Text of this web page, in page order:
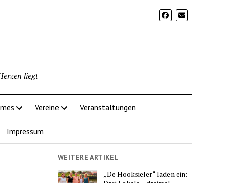
liegt
Vereine Veranstaltungen
Impressum
WEITERE ARTIKEL
„De Hooksieler“ laden ein: